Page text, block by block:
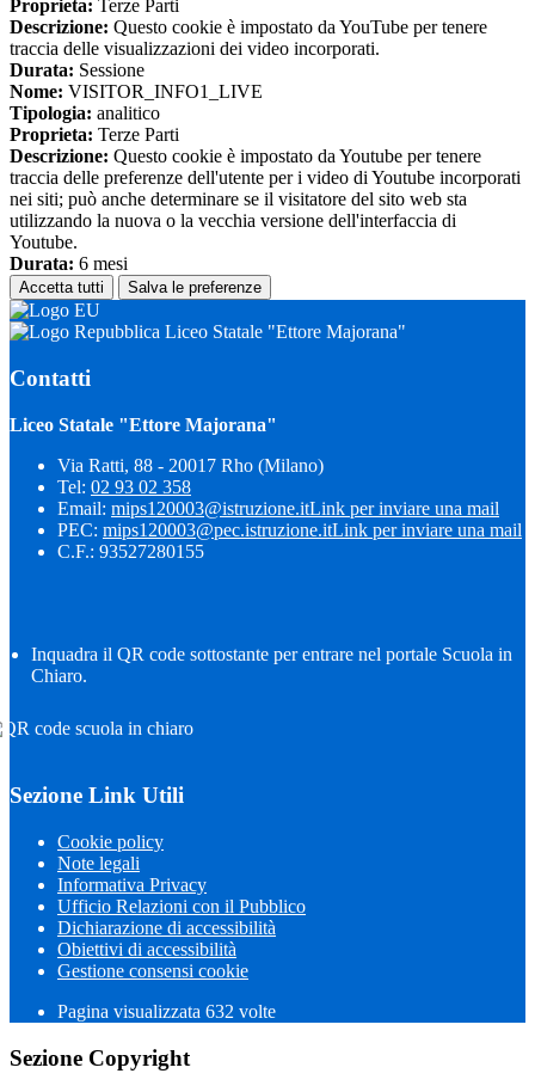
Proprieta: Terze Parti
Descrizione: Questo cookie è impostato da YouTube per tenere
traccia delle visualizzazioni dei video incorporati.
Durata: Sessione
Nome: VISITOR_INFO1_LIVE
Tipologia: analitico
Proprieta: Terze Parti
Descrizione: Questo cookie è impostato da Youtube per tenere
traccia delle preferenze dell'utente per i video di Youtube incorporati
nei siti; può anche determinare se il visitatore del sito web sta
utilizzando la nuova o la vecchia versione dell'interfaccia di
Youtube.
Durata: 6 mesi
Accetta tutti Salva le preferenze
Liceo Statale "Ettore Majorana"
Contatti
Liceo Statale "Ettore Majorana"
Via Ratti, 88 - 20017 Rho (Milano)
Tel: 02 93 02 358
Email: mips120003@istruzione.itLink per inviare una mail
PEC: mips120003@pec.istruzione.itLink per inviare una mail
C.F.: 93527280155
Inquadra il QR code sottostante per entrare nel portale Scuola in
Chiaro.
Sezione Link Utili
Cookie policy
Note legali
Informativa Privacy
Ufficio Relazioni con il Pubblico
Dichiarazione di accessibilità
Obiettivi di accessibilità
Gestione consensi cookie
Pagina visualizzata 632 volte
Sezione Copyright